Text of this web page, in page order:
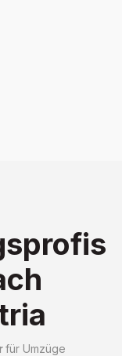
für Umzüge